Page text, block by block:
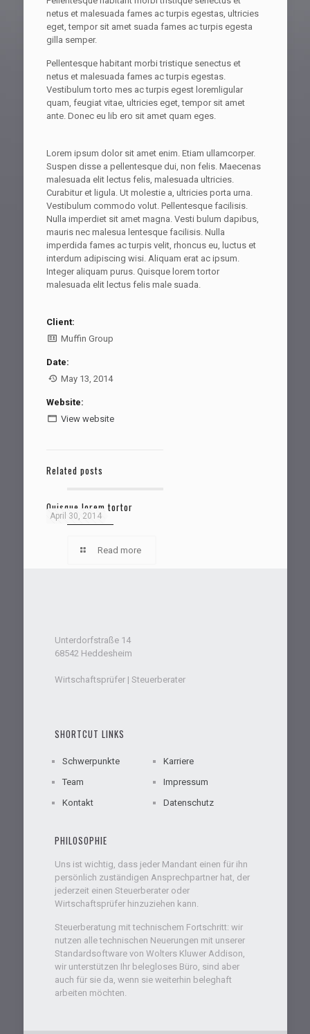
netus et malesuada fames ac turpis egestas, ultricies
eget, tempor sit amet suada fames ac turpis egesta
gilla semper.
Pellentesque habitant morbi tristique senectus et
netus et malesuada fames ac turpis egestas.
Vestibulum torto mes ac turpis egest loremligular
quam, feugiat vitae, ultricies eget, tempor sit amet
ante. Donec eu lib ero sit amet quam eges.
Lorem ipsum dolor sit amet enim. Etiam ullamcorper.
Suspen disse a pellentesque dui, non felis. Maecenas
malesuada elit lectus felis, malesuada ultricies.
Curabitur et ligula. Ut molestie a, ultricies porta urna.
Vestibulum commodo volut. Pellentesque facilisis.
Nulla imperdiet sit amet magna. Vesti bulum dapibus,
mauris nec malesua lentesque facilisis. Nulla
imperdida fames ac turpis velit, rhoncus eu, luctus et
interdum adipiscing wisi. Aliquam erat ac ipsum.
Integer aliquam purus. Quisque lorem tortor
malesuada elit lectus felis male suada.
Client:
Muffin Group
Date:
May 13, 2014
Website:
View website
Related posts
April 30, 2014
Quisque lorem tortor
Read more
Unterdorfstraße 14
68542 Heddesheim
Wirtschaftsprüfer | Steuerberater
SHORTCUT LINKS
Schwerpunkte
Team
Kontakt
Karriere
Impressum
Datenschutz
PHILOSOPHIE
Uns ist wichtig, dass jeder Mandant einen für ihn
persönlich zuständigen Ansprechpartner hat, der
jederzeit einen Steuerberater oder
Wirtschaftsprüfer hinzuziehen kann.
Steuerberatung mit technischem Fortschritt: wir
nutzen alle technischen Neuerungen mit unserer
Standardsoftware von Wolters Kluwer Addison,
wir unterstützen Ihr belegloses Büro, sind aber
auch für sie da, wenn sie weiterhin beleghaft
arbeiten möchten.